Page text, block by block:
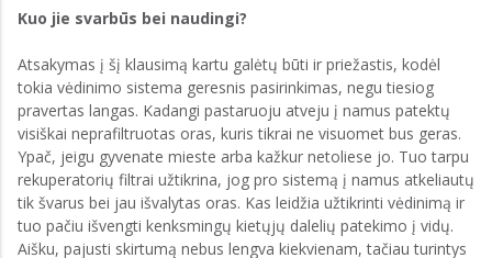
Kuo jie svarbūs bei naudingi?
Atsakymas į šį klausimą kartu galėtų būti ir priežastis, kodėl
tokia vėdinimo sistema geresnis pasirinkimas, negu tiesiog
pravertas langas. Kadangi pastaruoju atveju į namus patektų
visiškai neprafiltruotas oras, kuris tikrai ne visuomet bus geras.
Ypač, jeigu gyvenate mieste arba kažkur netoliese jo. Tuo tarpu
rekuperatorių filtrai užtikrina, jog pro sistemą į namus atkeliautų
tik švarus bei jau išvalytas oras. Kas leidžia užtikrinti vėdinimą ir
tuo pačiu išvengti kenksmingų kietųjų dalelių patekimo į vidų.
Aišku, pajusti skirtumą nebus lengva kiekvienam, tačiau turintys